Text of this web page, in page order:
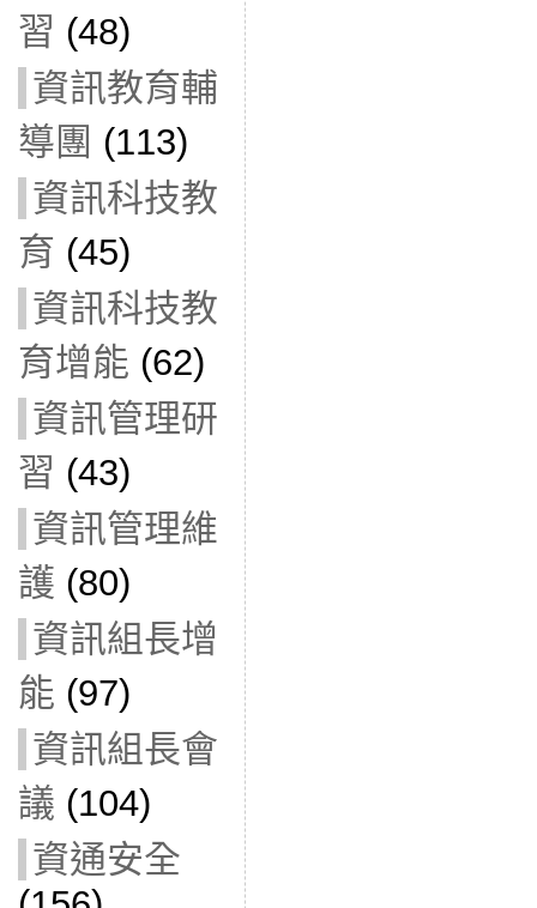
習 (48)
資訊教育輔
導團 (113)
資訊科技教
育 (45)
資訊科技教
育增能 (62)
資訊管理研
習 (43)
資訊管理維
護 (80)
資訊組長增
能 (97)
資訊組長會
議 (104)
資通安全